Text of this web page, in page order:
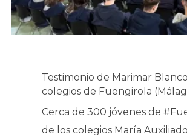
Testimonio de Marimar
colegios de Fuengirola
Cerca de 300 jóvenes de
de los colegios María